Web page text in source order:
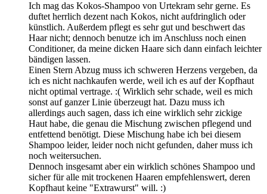
Ich mag das Kokos-Shampoo von Urtekram sehr gerne. Es
duftet herrlich dezent nach Kokos, nicht aufdringlich oder
künstlich. Außerdem pflegt es sehr gut und beschwert das
Haar nicht; dennoch benutze ich im Anschluss noch einen
Conditioner, da meine dicken Haare sich dann einfach leichter
bändigen lassen.
Einen Stern Abzug muss ich schweren Herzens vergeben, da
ich es nicht nachkaufen werde, weil ich es auf der Kopfhaut
nicht optimal vertrage. :( Wirklich sehr schade, weil es mich
sonst auf ganzer Linie überzeugt hat. Dazu muss ich
allerdings auch sagen, dass ich eine wirklich sehr zickige
Haut habe, die genau die Mischung zwischen pflegend und
entfettend benötigt. Diese Mischung habe ich bei diesem
Shampoo leider, leider noch nicht gefunden, daher muss ich
noch weitersuchen.
Dennoch insgesamt aber ein wirklich schönes Shampoo und
sicher für alle mit trockenen Haaren empfehlenswert, deren
Kopfhaut keine "Extrawurst" will. :)